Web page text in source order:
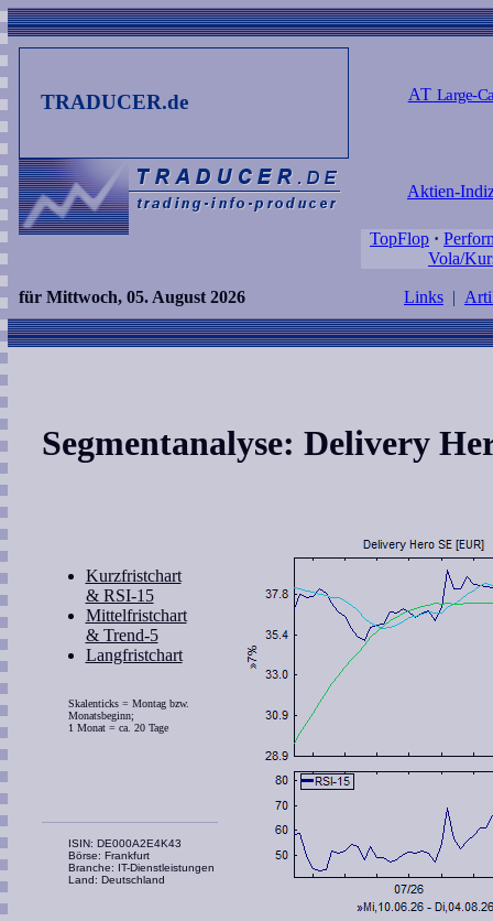
TRADUCER.de AT Large-
Aktien-
TopFlop ·
Vola/
für Mittwoch, 05. August 2026 Links |
Segmentanalyse: Delivery
Kurzfristchart
& RSI-15
Mittelfristchart
& Trend-5
Langfristchart
Skalenticks = Montag bzw.
Monatsbeginn;
1 Monat = ca. 20 Tage
ISIN: DE000A2E4K43
Börse: Frankfurt
Branche: IT-Dienstleistungen
Land: Deutschland